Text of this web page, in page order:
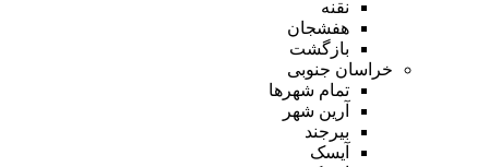
نقنه
هفشجان
بازگشت
خراسان جنوبی
تمام شهر‌ها
آرین شهر
بیرجند
آیسک